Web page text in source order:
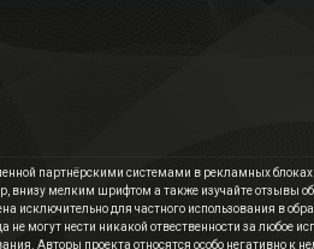
партнёрскими системами в рекламных
внизу мелким шрифтом а также изучайте отзывы об
исключительно для частного использования в
могут нести никакой отвественности за любое
Авторы проекта относятся особо негативно к